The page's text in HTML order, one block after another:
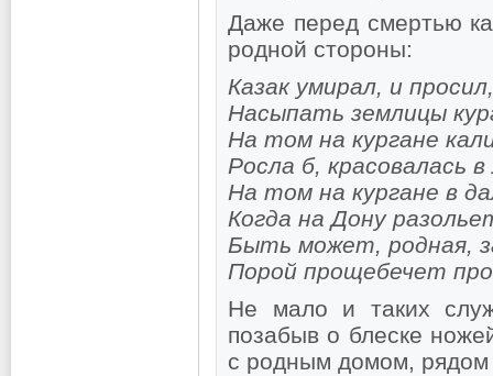
Даже перед смертью
родной стороны:
Казак умирал, и
Насыпать землицы
На том на кургане
Росла б, красовалась
На том на кургане в
Когда на Дону
Быть может, родная,
Порой прощебечет про
Не мало и таких
позабыв о блеске
с родным домом,